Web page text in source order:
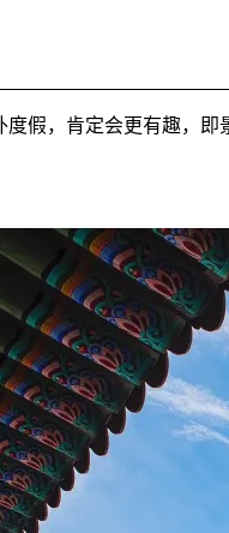
假，肯定会更有趣，即